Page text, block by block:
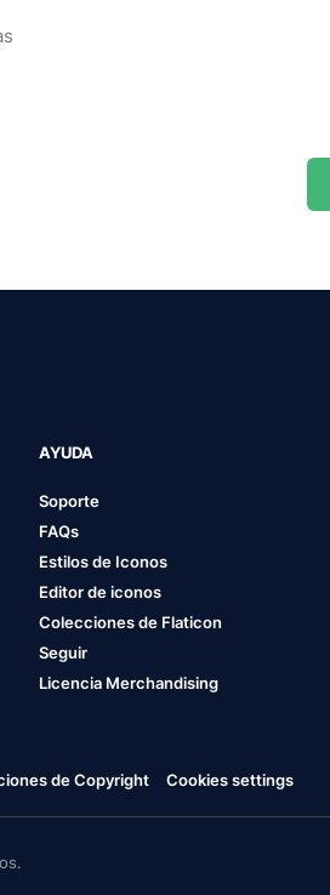
AYUDA
Soporte
FAQs
Estilos de Iconos
Editor de iconos
Colecciones de Flaticon
Seguir
Licencia Merchandising
de Copyright Cookies settings